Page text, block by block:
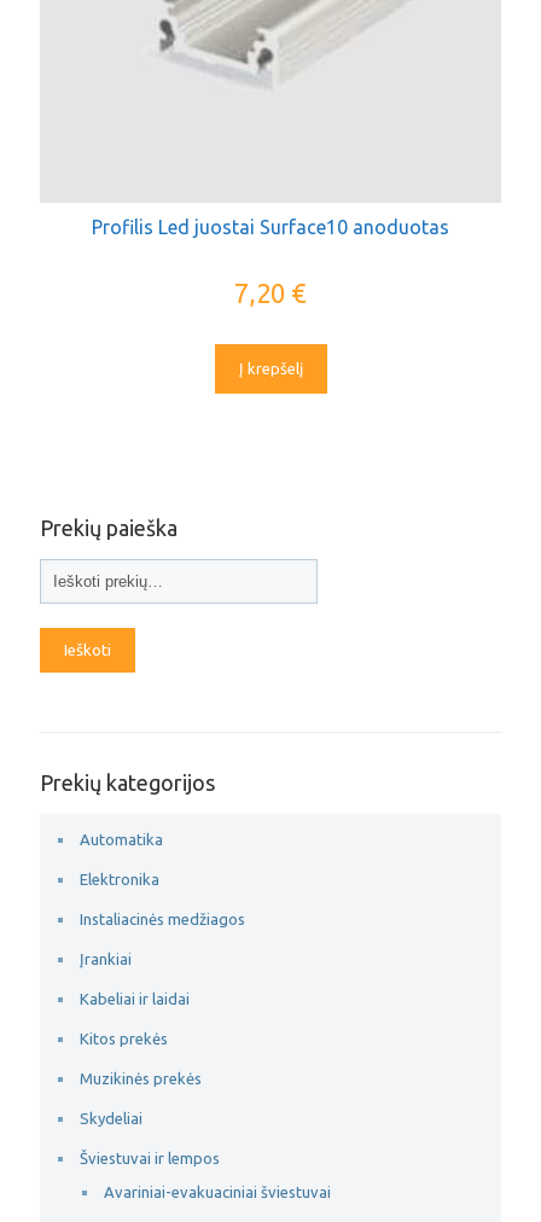
Profilis Led juostai Surface10 anoduotas
7,20 €
Į krepšelį
Prekių paieška
Ieškoti
Prekių kategorijos
Automatika
Elektronika
Instaliacinės medžiagos
Įrankiai
Kabeliai ir laidai
Kitos prekės
Muzikinės prekės
Skydeliai
Šviestuvai ir lempos
Avariniai-evakuaciniai šviestuvai